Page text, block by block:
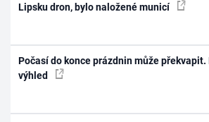
Lipsku dron, bylo naložené municí
Počasí do konce prázdnin může
výhled